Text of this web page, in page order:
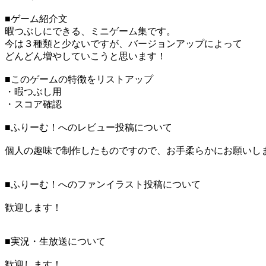
■ゲーム紹介文
暇つぶしにできる、ミニゲーム集です。
今は３種類と少ないですが、バージョンアップによって
どんどん増やしていこうと思います！
■このゲームの特徴をリストアップ
・暇つぶし用
・スコア確認
■ふりーむ！へのレビュー投稿について
個人の趣味で制作したものですので、お手柔らかにお願いし
■ふりーむ！へのファンイラスト投稿について
歓迎します！
■実況・生放送について